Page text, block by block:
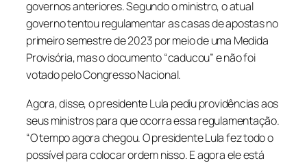
governos anteriores. Segundo o ministro, o atual
governo tentou regulamentar as casas de apostas no
primeiro semestre de 2023 por meio de uma Medida
Provisória, mas o documento “caducou” e não foi
votado pelo Congresso Nacional.
Agora, disse, o presidente Lula pediu providências aos
seus ministros para que ocorra essa regulamentação.
“O tempo agora chegou. O presidente Lula fez todo o
possível para colocar ordem nisso. E agora ele está